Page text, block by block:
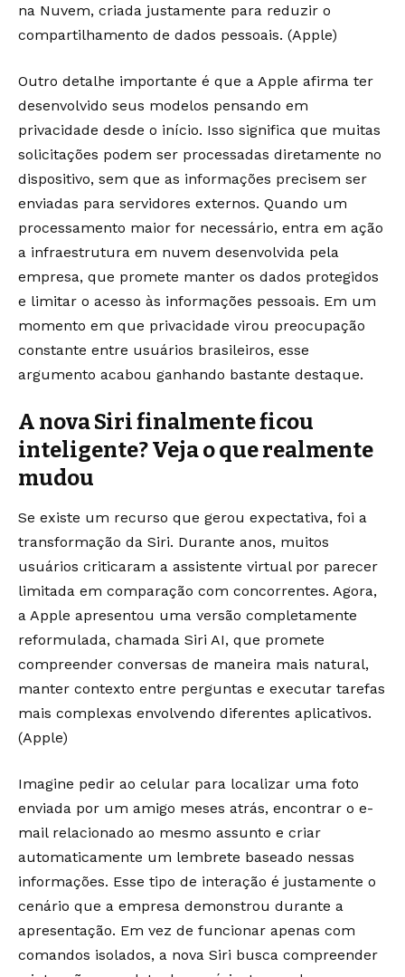
na Nuvem, criada justamente para reduzir o
compartilhamento de dados pessoais. (Apple)
Outro detalhe importante é que a Apple afirma ter
desenvolvido seus modelos pensando em
privacidade desde o início. Isso significa que muitas
solicitações podem ser processadas diretamente no
dispositivo, sem que as informações precisem ser
enviadas para servidores externos. Quando um
processamento maior for necessário, entra em ação
a infraestrutura em nuvem desenvolvida pela
empresa, que promete manter os dados protegidos
e limitar o acesso às informações pessoais. Em um
momento em que privacidade virou preocupação
constante entre usuários brasileiros, esse
argumento acabou ganhando bastante destaque.
A nova Siri finalmente ficou
inteligente? Veja o que realmente
mudou
Se existe um recurso que gerou expectativa, foi a
transformação da Siri. Durante anos, muitos
usuários criticaram a assistente virtual por parecer
limitada em comparação com concorrentes. Agora,
a Apple apresentou uma versão completamente
reformulada, chamada Siri AI, que promete
compreender conversas de maneira mais natural,
manter contexto entre perguntas e executar tarefas
mais complexas envolvendo diferentes aplicativos.
(Apple)
Imagine pedir ao celular para localizar uma foto
enviada por um amigo meses atrás, encontrar o e-
mail relacionado ao mesmo assunto e criar
automaticamente um lembrete baseado nessas
informações. Esse tipo de interação é justamente o
cenário que a empresa demonstrou durante a
apresentação. Em vez de funcionar apenas com
comandos isolados, a nova Siri busca compreender